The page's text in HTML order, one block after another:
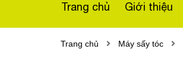
Trang chủ Giới thiệu
Trang chủ Máy sấy tóc